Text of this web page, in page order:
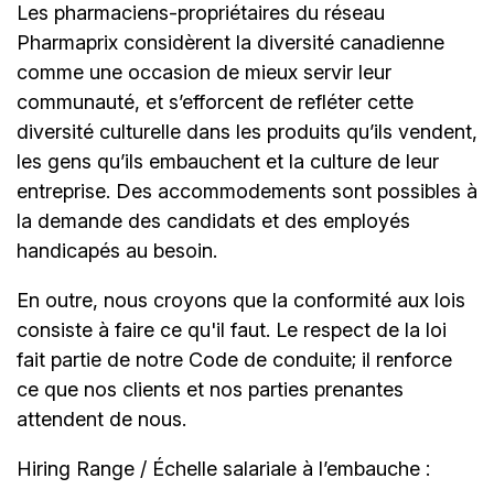
Les pharmaciens-propriétaires du réseau
Pharmaprix considèrent la diversité canadienne
comme une occasion de mieux servir leur
communauté, et s’efforcent de refléter cette
diversité culturelle dans les produits qu’ils vendent,
les gens qu’ils embauchent et la culture de leur
entreprise. Des accommodements sont possibles à
la demande des candidats et des employés
handicapés au besoin.
En outre, nous croyons que la conformité aux lois
consiste à faire ce qu'il faut. Le respect de la loi
fait partie de notre Code de conduite; il renforce
ce que nos clients et nos parties prenantes
attendent de nous.
Hiring Range / Échelle salariale à l’embauche :